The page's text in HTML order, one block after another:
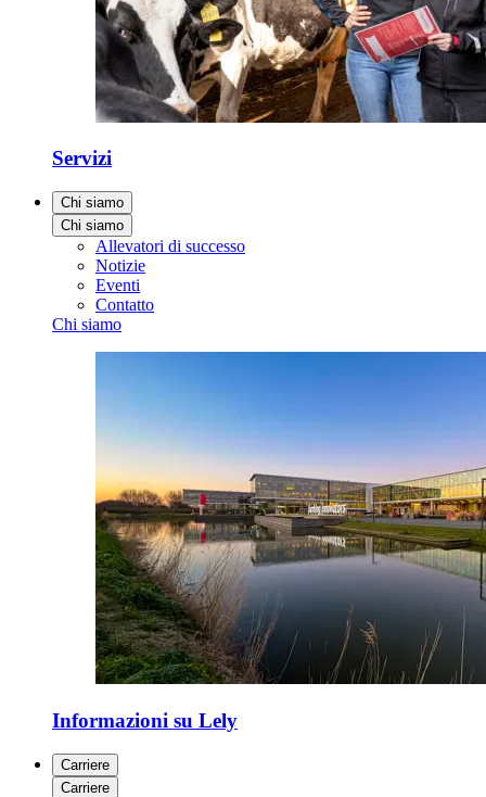
Servizi
Chi siamo
Chi siamo
Allevatori di successo
Notizie
Eventi
Contatto
Chi siamo
Informazioni su Lely
Carriere
Carriere